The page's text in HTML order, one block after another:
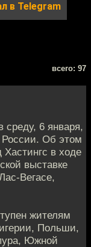
в Telegram
всего: 97
среду, 6 января,
России. Об этом
в ходе
выставке
Вегасе,
жителям
Польши,
Южной